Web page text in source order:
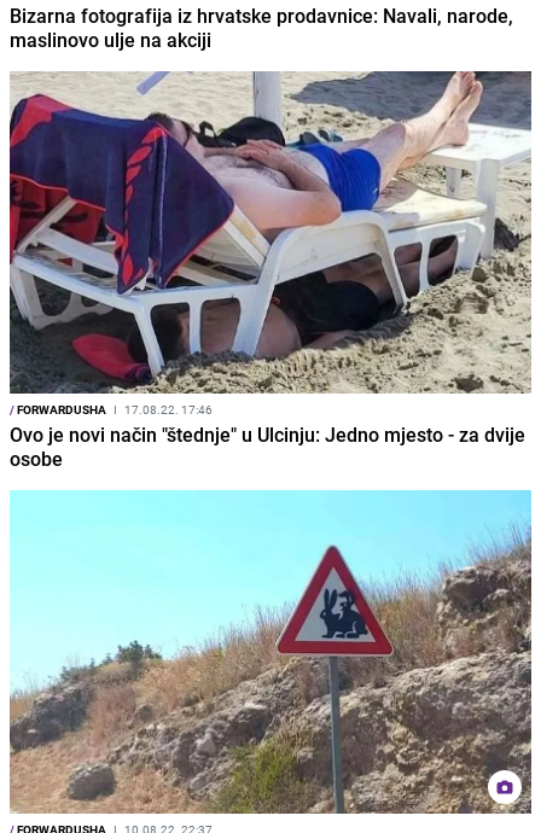
Bizarna fotografija iz hrvatske prodavnice: Navali, narode,
maslinovo ulje na akciji
/FORWARDUSHA I 17.08.22. 17:46
Ovo je novi način "štednje" u Ulcinju: Jedno mjesto - za dvije
osobe